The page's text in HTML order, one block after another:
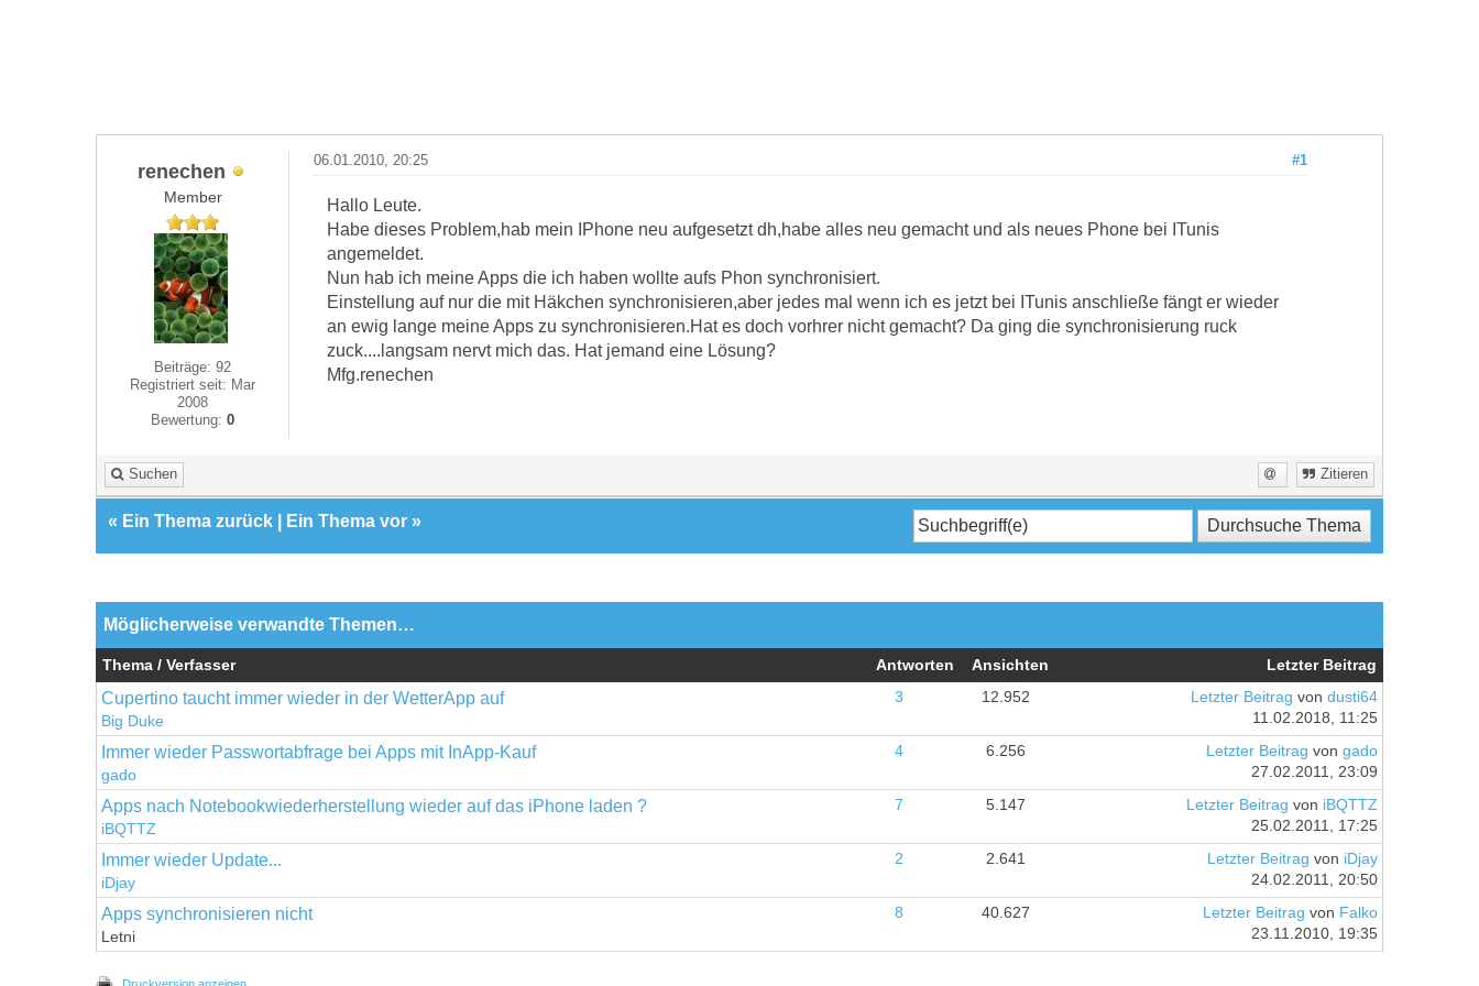
renechen
Member
Beiträge: 92
Registriert seit: Mar
2008
Bewertung:0
#1
06.01.2010, 20:25
Hallo Leute.
Habe dieses Problem,hab mein IPhone neu aufgesetzt dh,habe alles neu gemacht und als neues Phone bei ITunis
angemeldet.
Nun hab ich meine Apps die ich haben wollte aufs Phon synchronisiert.
Einstellung auf nur die mit Häkchen synchronisieren,aber jedes mal wenn ich es jetzt bei ITunis anschließe fängt er wieder
an ewig lange meine Apps zu synchronisieren.Hat es doch vorhrer nicht gemacht? Da ging die synchronisierung ruck
zuck....langsam nervt mich das. Hat jemand eine Lösung?
Mfg.renechen
Suchen Zitieren
« Ein Thema zurück Ein Thema vor »
Möglicherweise verwandte Themen…
Thema / Verfasser Antworten Ansichten Letzter Beitrag
Cupertino taucht immer wieder in der WetterApp auf
Big Duke
3 12.952 Letzter Beitrag von dusti64
11.02.2018, 11:25
Immer wieder Passwortabfrage bei Apps mit InApp-Kauf
gado
4 6.256 Letzter Beitrag von gado
27.02.2011, 23:09
Apps nach Notebookwiederherstellung wieder auf das iPhone laden ?
iBQTTZ
7 5.147 Letzter Beitrag von iBQTTZ
25.02.2011, 17:25
Immer wieder Update...
iDjay
2 2.641 Letzter Beitrag von iDjay
24.02.2011, 20:50
Apps synchronisieren nicht
Letni
8 40.627 Letzter Beitrag von Falko
23.11.2010, 19:35
Druckversion anzeigen